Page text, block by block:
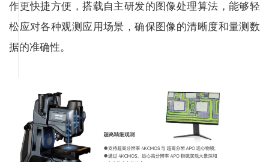
作更快捷方便，搭载自主研发的图像处理算法，能够轻
松应对各种观测应用场景，确保图像的清晰度和量测数
据的准确性。